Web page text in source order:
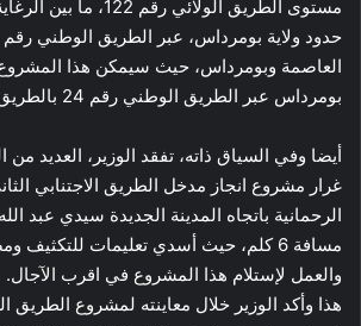
مستوى الطريق الولائي رقم
العاصمة وبومرداس، حيث سيمكن هذا
بومرداس عبر الطريق الوطني رقم 24 بالطريق الوطني رقم 61.
أيضا وفي السياق ذاته، تفقد الوزير، العديد من
غرار مشروع انجاز مدخل الطريق الاجتنابي
الرحمانية باتجاه المدينة الجديدة سيدي عبد
مسافة 6 كلم، حيث أسدي تعليمات للتكثيف
والعمل لإستلام هذا المشروع في اقرب الآجال.
هذا وأكد الوزير خلال معاينته لمشروع الطريق